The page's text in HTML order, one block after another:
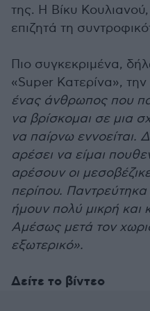
της. Η Βίκυ
επιζητά τη
Πιο συγκεκριμένα,
«Super Κατερίνα»,
ένας άνθρωπος που
να βρίσκομαι σε μια
να παίρνω εννοείται.
αρέσει να είμαι
αρέσουν οι
περίπου.
ήμουν πολύ μικρή και
Αμέσως μετά τον
εξωτερικό».
Δείτε το βίντεο